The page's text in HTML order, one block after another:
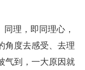
理，即同理心，
角度去感受、去理
气到，一大原因就